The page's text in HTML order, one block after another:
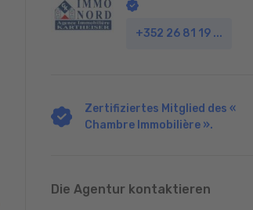
+352 26 81 19 ...
Zertifiziertes Mitglied des «
Chambre Immobilière ».
Die Agentur kontaktieren